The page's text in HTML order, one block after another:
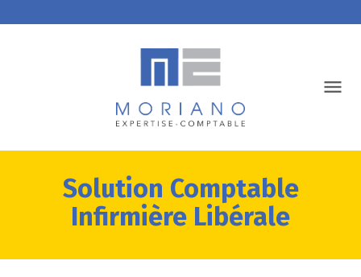
Solution Comptable
Infirmière Libérale